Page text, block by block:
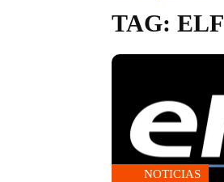
TAG: ELF
NOTICIAS